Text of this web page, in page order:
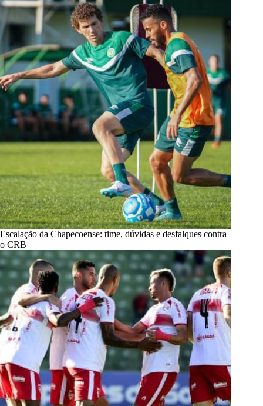
Escalação da Chapecoense: time, dúvidas e desfalques contra
o CRB